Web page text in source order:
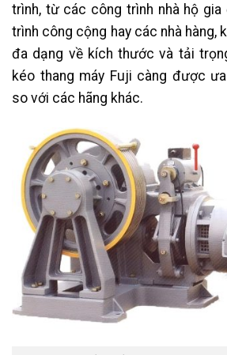
trình, từ các công trình nhà hộ
trình công cộng hay các nhà hàng,
đa dạng về kích thước và tải
kéo thang máy Fuji càng được
so với các hãng khác.